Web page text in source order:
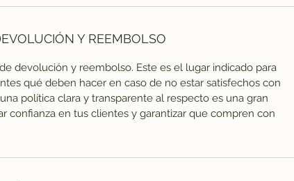
Y REEMBOLSO
devolución y reembolso. Este es el lugar indicado para
qué deben hacer en caso de no estar satisfechos con
política clara y transparente al respecto es una gran
confianza en tus clientes y garantizar que compren con